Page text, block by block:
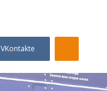
VKontakte
Odnoklassniki